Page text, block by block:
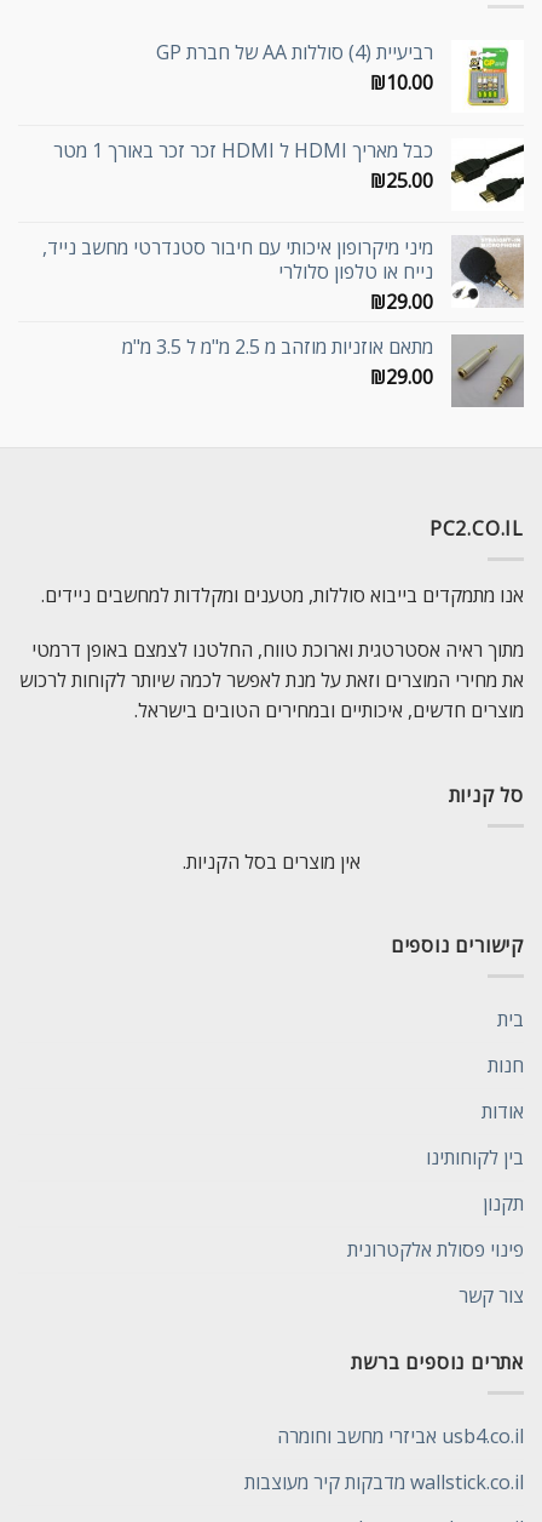
רביעיית (4) סוללות AA של חברת GP
₪10.00
כבל מאריך HDMI ל HDMI זכר זכר באורך 1 מטר
₪25.00
מיני מיקרופון איכותי עם חיבור סטנדרטי מחשב נייד,
נייח או טלפון סלולרי
₪29.00
מתאם אוזניות מוזהב מ 2.5 מ"מ ל 3.5 מ"מ
₪29.00
PC2.CO.IL
אנו מתמקדים בייבוא סוללות, מטענים ומקלדות למחשבים ניידים.
מתוך ראיה אסטרטגית וארוכת טווח, החלטנו לצמצם באופן דרמטי
את מחירי המוצרים וזאת על מנת לאפשר לכמה שיותר לקוחות לרכוש
מוצרים חדשים, איכותיים ובמחירים הטובים בישראל.
סל קניות
אין מוצרים בסל הקניות.
קישורים נוספים
בית
חנות
אודות
בין לקוחותינו
תקנון
פינוי פסולת אלקטרונית
צור קשר
אתרים נוספים ברשת
usb4.co.il אביזרי מחשב וחומרה
wallstick.co.il מדבקות קיר מעוצבות